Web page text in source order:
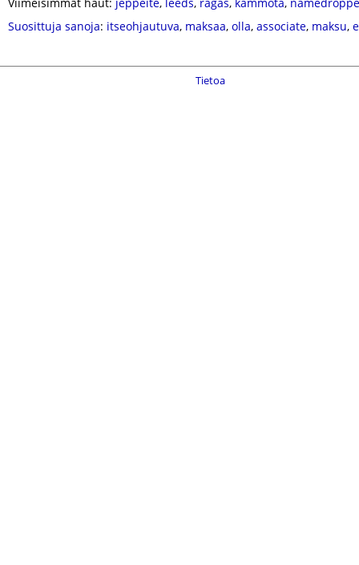
Suosittuja sanoja: itseohjautuva, maksaa, olla, associate, maksu,
Tietoa